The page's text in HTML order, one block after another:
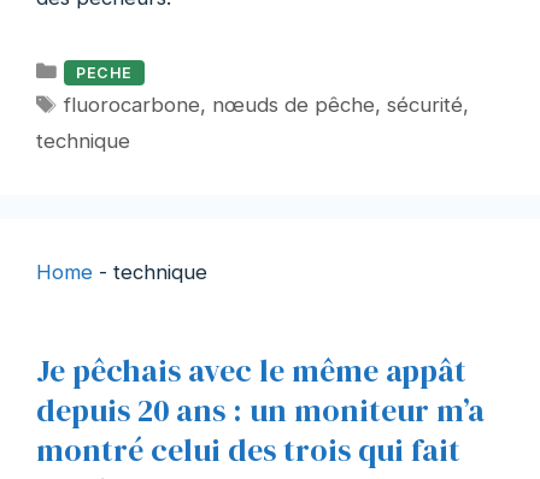
Catégories
PECHE
Étiquettes
fluorocarbone, nœuds de pêche,sécurité,
technique
Home - technique
Je pêchais avec le même appât
depuis 20 ans : un moniteur m’a
montré celui des trois qui fait